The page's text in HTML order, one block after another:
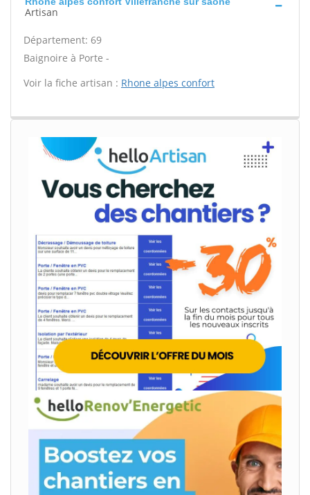
Artisan
Département: 69
Baignoire à Porte -
Voir la fiche artisan : Rhone alpes confort